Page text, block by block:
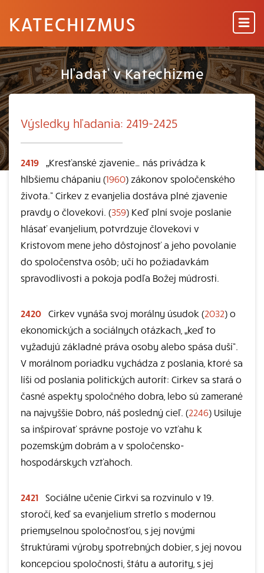
KATECHIZMUS
Hľadať v Katechizme
Výsledky hľadania: 2419-2425
2419 „Kresťanské zjavenie… nás privádza k
hlbšiemu chápaniu (1960) zákonov spoločenského
života.“ Cirkev z evanjelia dostáva plné zjavenie
pravdy o človekovi. (359) Keď plní svoje poslanie
hlásať evanjelium, potvrdzuje človekovi v
Kristovom mene jeho dôstojnosť a jeho povolanie
do spoločenstva osôb; učí ho požiadavkám
spravodlivosti a pokoja podľa Božej múdrosti.
2420 Cirkev vynáša svoj morálny úsudok (2032) o
ekonomických a sociálnych otázkach, „keď to
vyžadujú základné práva osoby alebo spása duší“.
V morálnom poriadku vychádza z poslania, ktoré sa
líši od poslania politických autorít: Cirkev sa stará o
časné aspekty spoločného dobra, lebo sú zamerané
na najvyššie Dobro, náš posledný cieľ. (2246) Usiluje
sa inšpirovať správne postoje vo vzťahu k
pozemským dobrám a v spoločensko-
hospodárskych vzťahoch.
2421 Sociálne učenie Cirkvi sa rozvinulo v 19.
storočí, keď sa evanjelium stretlo s modernou
priemyselnou spoločnosťou, s jej novými
štruktúrami výroby spotrebných dobier, s jej novou
koncepciou spoločnosti, štátu a autority, s jej